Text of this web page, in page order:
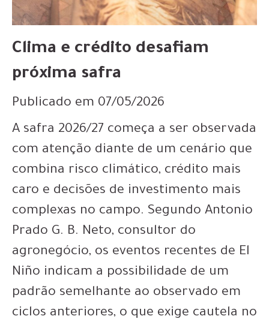
Clima e crédito desafiam
próxima safra
Publicado em 07/05/2026
A safra 2026/27 começa a ser observada
com atenção diante de um cenário que
combina risco climático, crédito mais
caro e decisões de investimento mais
complexas no campo. Segundo Antonio
Prado G. B. Neto, consultor do
agronegócio, os eventos recentes de El
Niño indicam a possibilidade de um
padrão semelhante ao observado em
ciclos anteriores, o que exige cautela no